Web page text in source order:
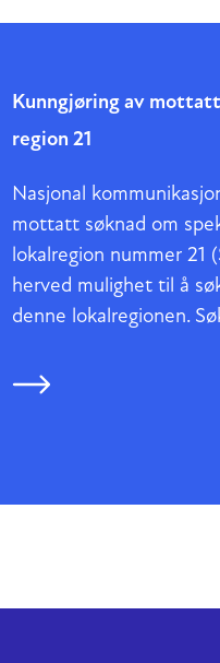
Kunngjøring av
region 21
Nasjonal
mottatt søknad om
lokalregion nummer 21
herved mulighet til å
denne lokalregionen.